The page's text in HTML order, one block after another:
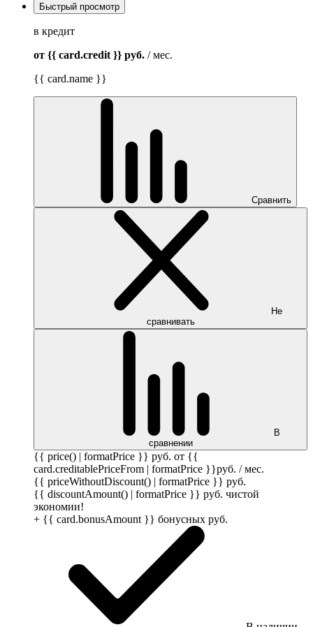
Быстрый просмотр
в кредит
от {{ card.credit }} руб. / мес.
{{ card.name }}
Сравнить
Не
сравнивать
В
сравнении
{{ price() | formatPrice }} руб. от {{
card.creditablePriceFrom | formatPrice }}руб. / мес.
{{ priceWithoutDiscount() | formatPrice }} руб.
{{ discountAmount() | formatPrice }} руб. чистой
экономии!
+ {{ card.bonusAmount }} бонусных руб.